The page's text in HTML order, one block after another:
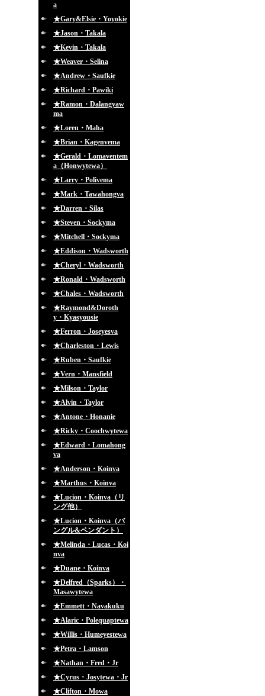
a
★Gary&Elsie・Yoyokie
★Jason・Takala
★Kevin・Takala
★Weaver・Selina
★Andrew・Saufkie
★Richard・Pawiki
★Ramon・Dalangyaw
ma
★Loren・Maha
★Brian・Kagenvema
★Gerald・Lomaventem
a（Honwytewa）
★Larry・Polivema
★Mark・Tawahongva
★Darren・Silas
★Steven・Sockyma
★Mitchell・Sockyma
★Eddison・Wadsworth
★Cheryl・Wadsworth
★Ronald・Wadsworth
★Chales・Wadsworth
★Raymond&Doroth
y・Kyasyousie
★Ferron・Joseyesva
★Charleston・Lewis
★Ruben・Saufkie
★Vern・Mansfield
★Milson・Taylor
★Alvin・Taylor
★Antone・Honanie
★Ricky・Coochwytewa
★Edward・Lomahong
va
★Anderson・Koinva
★Marthus・Koinva
★Lucion・Koinva（リ
ング他）
★Lucion・Koinva（バ
ングル&ペンダント）
★Melinda・Lucas・Koi
nva
★Duane・Koinva
★Delfred（Sparks）・
Masawytewa
★Emmett・Navakuku
★Alaric・Polequaptewa
★Willis・Humeyestewa
★Petra・Lamson
★Nathan・Fred・Jr
★Cyrus・Josytewa・Jr
★Clifton・Mowa